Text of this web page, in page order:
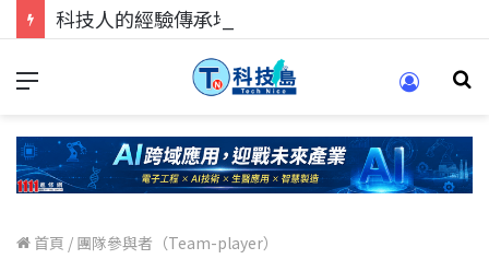
首頁 / 團隊參與者（Team-player）